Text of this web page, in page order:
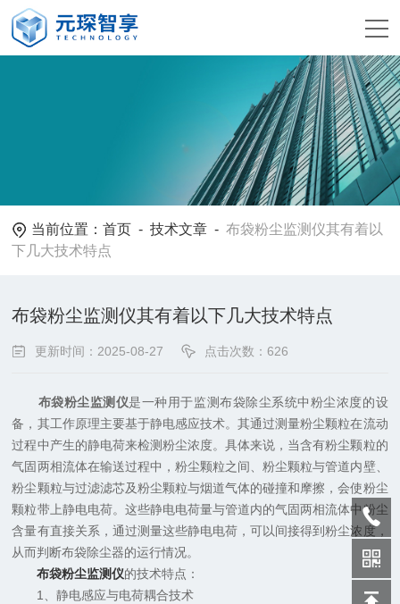
当前位置：首页 -技术文章 -布袋粉尘监测仪其有着以
下几大技术特点
布袋粉尘监测仪其有着以下几大技术特点
更新时间：2025-08-27 点击次数：626
布袋粉尘监测仪是一种用于监测布袋除尘系统中粉尘浓度的设
备，其工作原理主要基于静电感应技术。其通过测量粉尘颗粒在流动
过程中产生的静电荷来检测粉尘浓度。具体来说，当含有粉尘颗粒的
气固两相流体在输送过程中，粉尘颗粒之间、粉尘颗粒与管道内壁、
粉尘颗粒与过滤滤芯及粉尘颗粒与烟道气体的碰撞和摩擦，会使粉尘
颗粒带上静电电荷。这些静电电荷量与管道内的气固两相流体中粉尘
含量有直接关系，通过测量这些静电电荷，可以间接得到粉尘浓度，
从而判断布袋除尘器的运行情况。
布袋粉尘监测仪的技术特点：
1、静电感应与电荷耦合技术